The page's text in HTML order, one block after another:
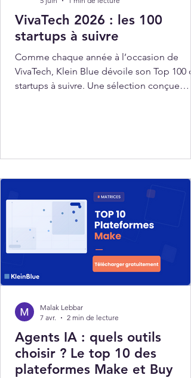
VivaTech 2026 : les 100
startups à suivre
Comme chaque année à l’occasion de
VivaTech, Klein Blue dévoile son Top 100
startups à suivre. Une sélection conçue
Agents IA : quels outils
choisir ? Le top 10 des
plateformes Make et Buy
Malak Lebbar
7 avr.
2 min de lecture